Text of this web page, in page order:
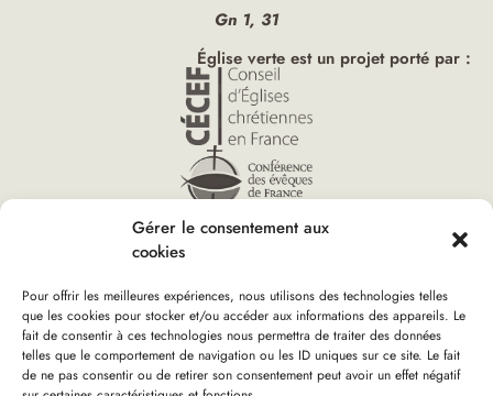
Gérer le consentement aux
cookies
Pour offrir les meilleures expériences, nous utilisons des technologies telles
que les cookies pour stocker et/ou accéder aux informations des appareils. Le
fait de consentir à ces technologies nous permettra de traiter des données
telles que le comportement de navigation ou les ID uniques sur ce site. Le fait
de ne pas consentir ou de retirer son consentement peut avoir un effet négatif
Gn 1, 31
Église verte est un projet porté par :
Vous êtes ici : Accueil»Forêt du Neuhof